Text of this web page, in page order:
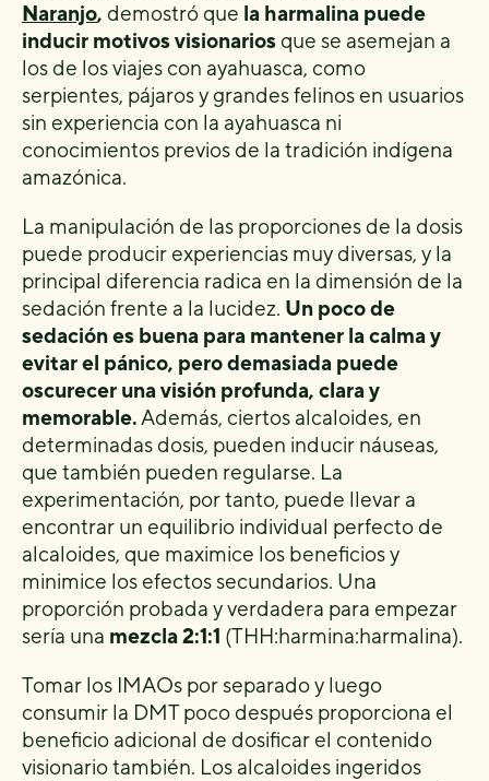
Naranjo, demostró que la harmalina puede
inducir motivos visionarios que se asemejan a
los de los viajes con ayahuasca, como
serpientes, pájaros y grandes felinos en usuarios
sin experiencia con la ayahuasca ni
conocimientos previos de la tradición indígena
amazónica.
La manipulación de las proporciones de la dosis
puede producir experiencias muy diversas, y la
principal diferencia radica en la dimensión de la
sedación frente a la lucidez. Un poco de
sedación es buena para mantener la calma y
evitar el pánico, pero demasiada puede
oscurecer una visión profunda, clara y
memorable.Además, ciertos alcaloides, en
determinadas dosis, pueden inducir náuseas,
que también pueden regularse. La
experimentación, por tanto, puede llevar a
encontrar un equilibrio individual perfecto de
alcaloides, que maximice los beneficios y
minimice los efectos secundarios. Una
proporción probada y verdadera para empezar
sería una mezcla 2:1:1 (THH:harmina:harmalina).
Tomar los IMAOs por separado y luego
consumir la DMT poco después proporciona el
beneficio adicional de dosificar el contenido
visionario también. Los alcaloides ingeridos